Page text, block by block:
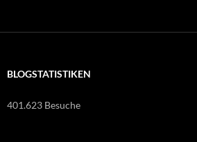
BLOGSTATISTIKEN
401.623 Besuche